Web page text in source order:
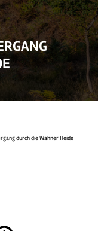
durch die Wahner Heide